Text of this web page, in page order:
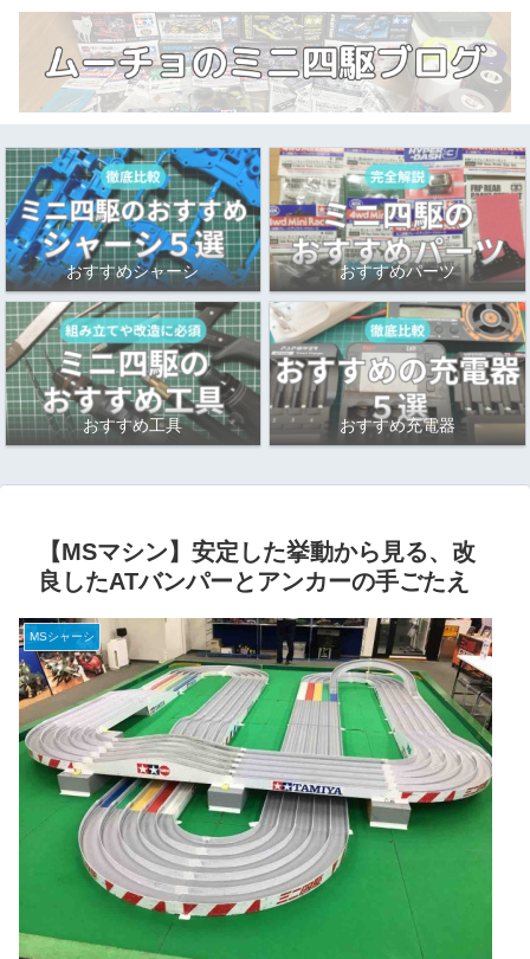
おすすめシャーシ おすすめパーツ
おすすめ工具 おすすめ充電器
【MSマシン】安定した挙動から見る、改
良したATバンパーとアンカーの手ごたえ
MSシャーシ